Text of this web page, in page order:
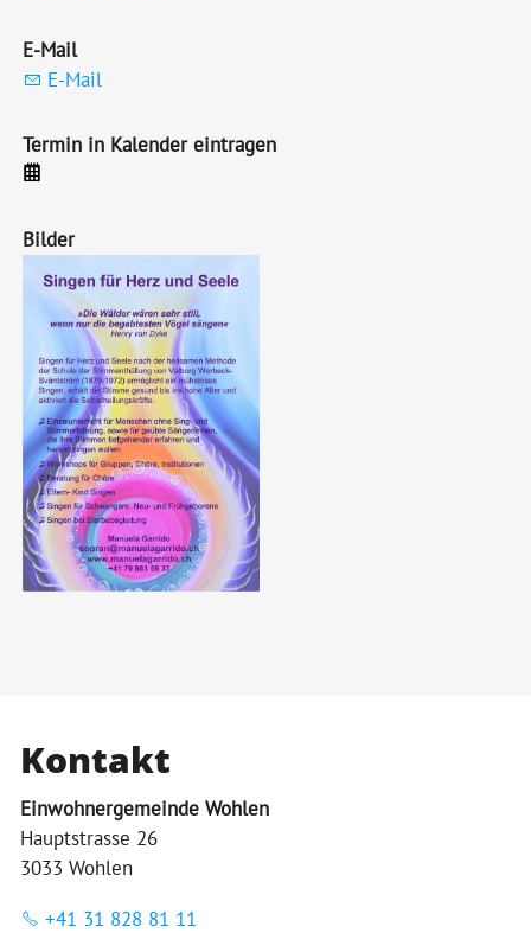
E-Mail
E-Mail
Termin in Kalender eintragen
Bilder
Kontakt
Einwohnergemeinde Wohlen
Hauptstrasse 26
3033 Wohlen
+41 31 828 81 11